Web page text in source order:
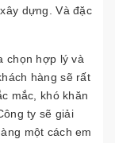
dựng. Và đặc
chọn hợp lý và
hàng sẽ rất
mắc, khó khăn
ty sẽ giải
một cách em